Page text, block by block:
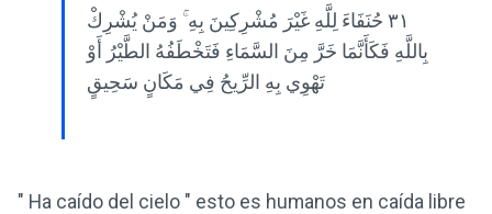
٣١ حُنَفَاءَ لِلَّهِ غَيْرَ مُشْرِكِينَ بِهِ ۚ وَمَنْ يُشْرِكْ
بِاللَّهِ فَكَأَنَّمَا خَرَّ مِنَ السَّمَاءِ فَتَخْطَفُهُ الطَّيْرُ أَوْ
تَهْوِي بِهِ الرِّيحُ فِي مَكَانٍ سَحِيقٍ
" Ha caído del cielo " esto es humanos en caída libre